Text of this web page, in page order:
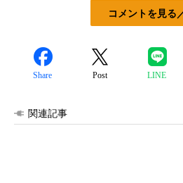
コメントを見る
Share Post LINE
関連記事